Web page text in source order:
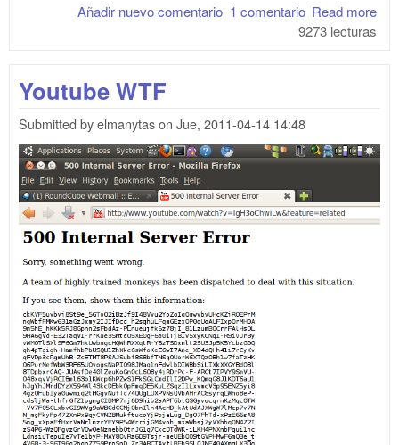
Read more
1 comentario
Añadir nuevo comentario
9273 lecturas
Youtube WTF
Submitted byelmanytason Jue, 2011-04-14 14:48